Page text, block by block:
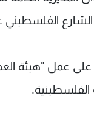
الفلسطيني
على عمل "هيئة